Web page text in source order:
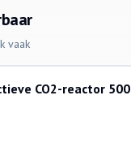
vaak
CO2-reactor 500